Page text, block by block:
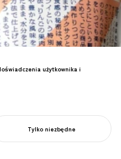
markę cukierniczą z JR East
napędzając ożywienie
użytkownika i
Tylko niezbędne